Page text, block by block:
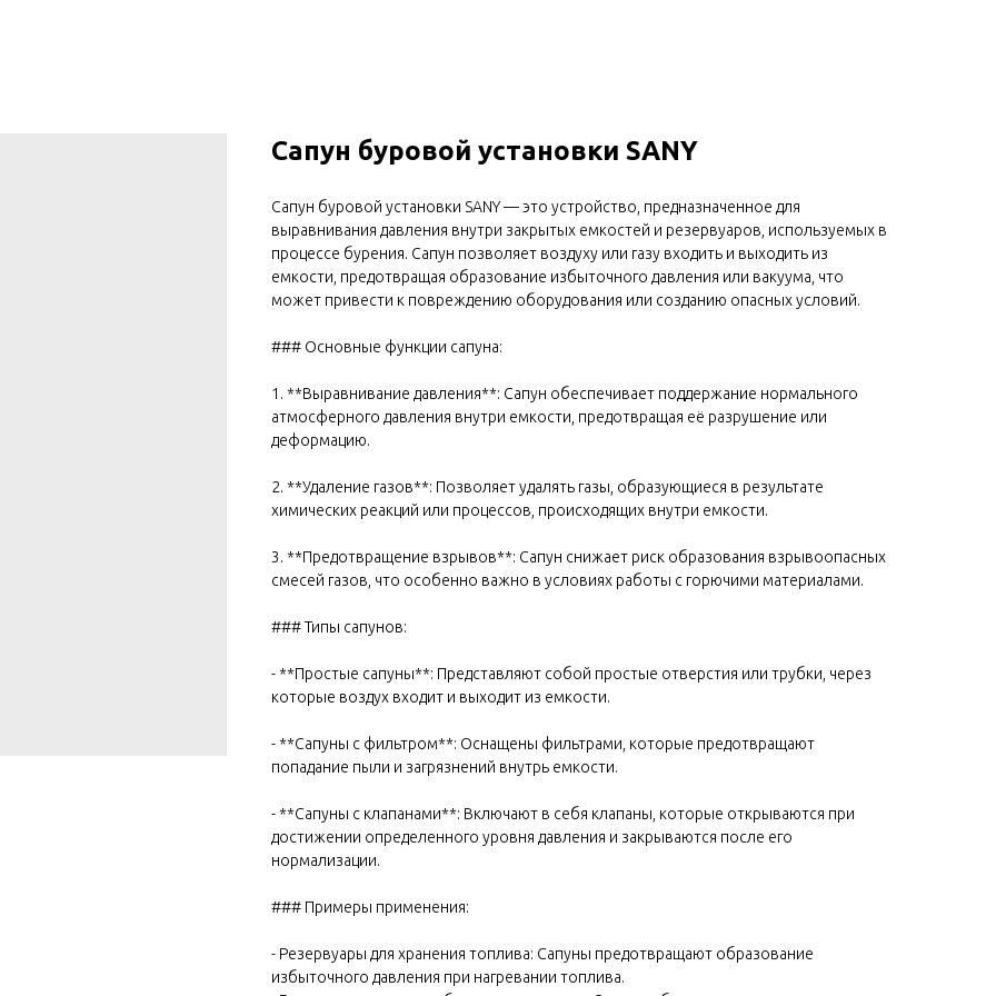
Сапун буровой установки SANY
Сапун буровой установки SANY — это устройство, предназначенное для
выравнивания давления внутри закрытых емкостей и резервуаров, используемых в
процессе бурения. Сапун позволяет воздуху или газу входить и выходить из
емкости, предотвращая образование избыточного давления или вакуума, что
может привести к повреждению оборудования или созданию опасных условий.
### Основные функции сапуна:
1. **Выравнивание давления**: Сапун обеспечивает поддержание нормального
атмосферного давления внутри емкости, предотвращая её разрушение или
деформацию.
2. **Удаление газов**: Позволяет удалять газы, образующиеся в результате
химических реакций или процессов, происходящих внутри емкости.
3. **Предотвращение взрывов**: Сапун снижает риск образования взрывоопасных
смесей газов, что особенно важно в условиях работы с горючими материалами.
### Типы сапунов:
- **Простые сапуны**: Представляют собой простые отверстия или трубки, через
которые воздух входит и выходит из емкости.
- **Сапуны с фильтром**: Оснащены фильтрами, которые предотвращают
попадание пыли и загрязнений внутрь емкости.
- **Сапуны с клапанами**: Включают в себя клапаны, которые открываются при
достижении определенного уровня давления и закрываются после его
нормализации.
### Примеры применения:
- Резервуары для хранения топлива: Сапуны предотвращают образование
избыточного давления при нагревании топлива.